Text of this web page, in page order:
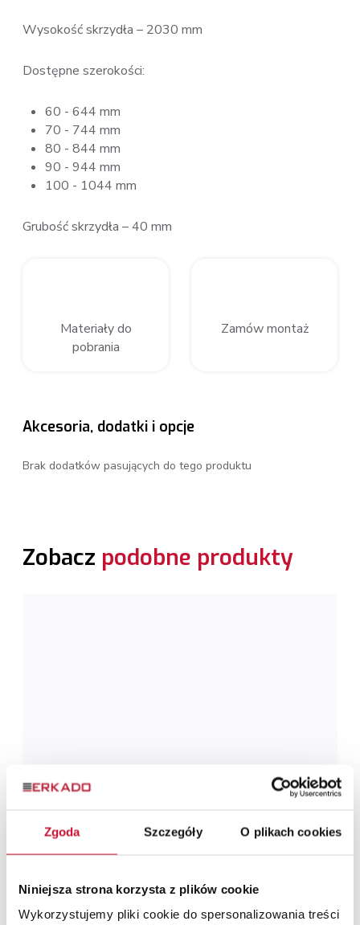
Zgoda Szczegóły O plikach cookies
Niniejsza strona korzysta z plików cookie
Wykorzystujemy pliki cookie do spersonalizowania treści
Wysokość skrzydła – 2030 mm
Dostępne szerokości:
60 - 644 mm
70 - 744 mm
80 - 844 mm
90 - 944 mm
100 - 1044 mm
Grubość skrzydła – 40 mm
Materiały do
pobrania
Zamów montaż
Akcesoria, dodatki i opcje
Brak dodatków pasujących do tego produktu
Zobacz podobne produkty